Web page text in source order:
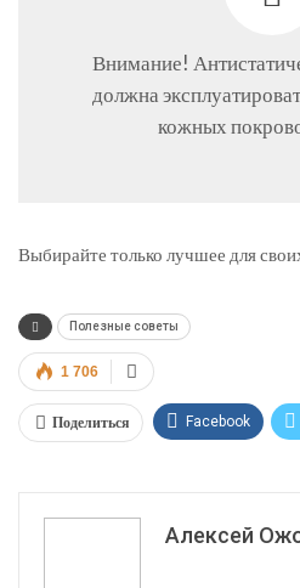
Внимание!
должна
кожных
Выбирайте только лучшее для
Полезные советы
1 706
Поделиться Facebook
Эл. адрес
Алексей